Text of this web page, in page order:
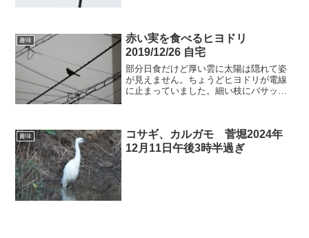
趣味
赤い実を食べるヒヨドリ
2019/12/26 自宅
部分日食だけど厚い雲に太陽は隠れて姿
が見えません。ちょうどヒヨドリが電線
に止まっていました。細い枝にバサッと
りました。くちばしにくわ...
趣味
コサギ、カルガモ 菅堀2024年
12月11日午後3時半過ぎ